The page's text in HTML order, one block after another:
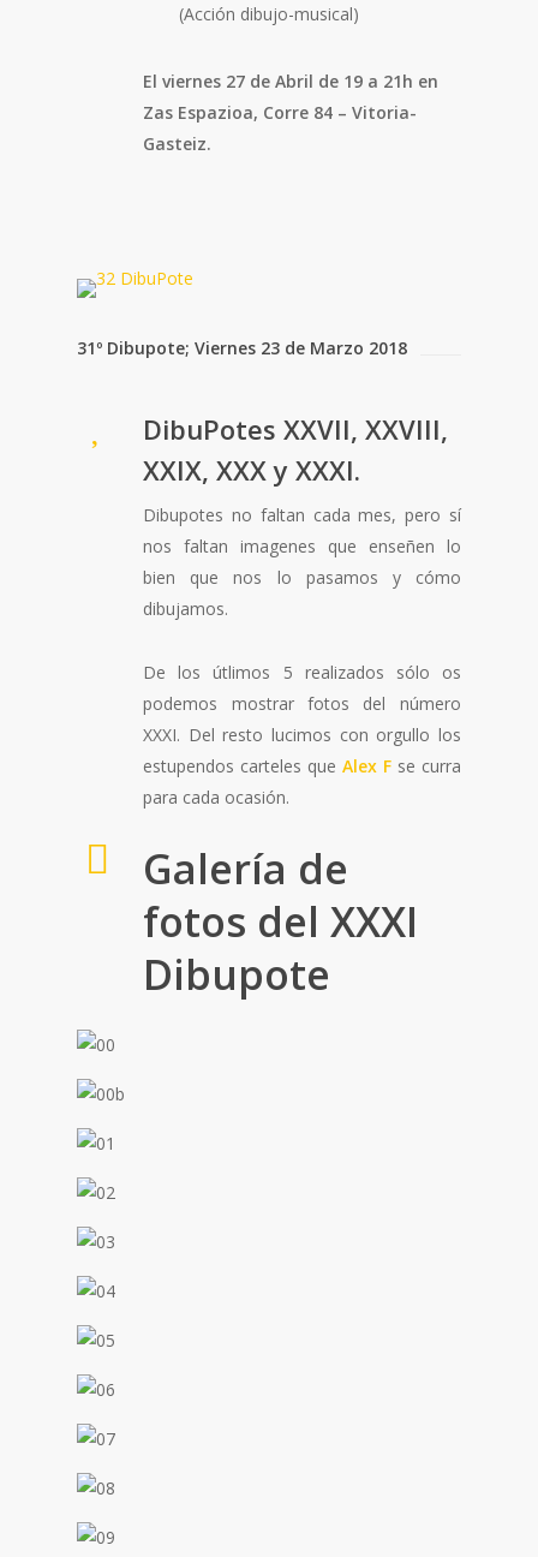
(Acción dibujo-musical)
El viernes 27 de Abril de 19 a 21h en
Zas Espazioa, Corre 84 – Vitoria-
Gasteiz.
31º Dibupote; Viernes 23 de Marzo 2018
DibuPotes XXVII, XXVIII,
XXIX, XXX y XXXI.
Dibupotes no faltan cada mes, pero sí
nos faltan imagenes que enseñen lo
bien que nos lo pasamos y cómo
dibujamos.
De los útlimos 5 realizados sólo os
podemos mostrar fotos del número
XXXI. Del resto lucimos con orgullo los
estupendos carteles que Alex Fse curra
para cada ocasión.
Galería de
fotos del XXXI
Dibupote